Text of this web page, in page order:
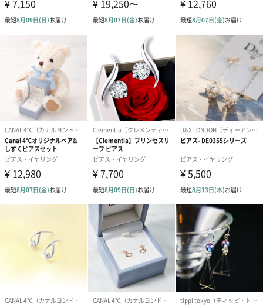
あり（280円）
メッセージカード（通常・写真・グリーティング）
誕生日や結婚祝い・出産祝いなど、様々なシーンのメッセージカ
ードを同梱します。
メッセージカードや封筒のデザインは一部変更する場合がありま
す。
写真付きメッセージカ
ード（680円）
写真付きメッセージカ
ード（Thank you）ピ
ンク（680円）
【誕生日】
Birthday ホワ
刷なし）（